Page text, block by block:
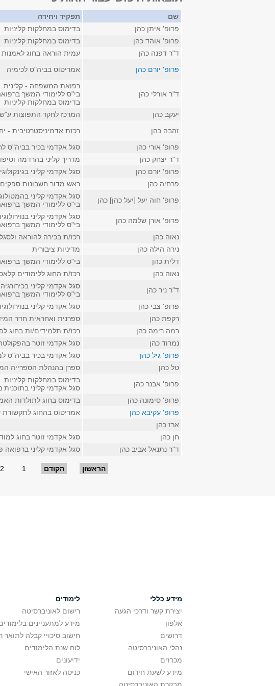
שם תפקיד ויחידה
פרופ' איתן כהן
בדימוס במחלקות קליניות
פרופ' אוהד כהן
בדימוס במחלקות קליניות
ד"ר דפנה כהן
עמית הוראה בחוג לאמנות
פרופ' יורם כהן
אמריטוס בביה"ס לכימיה
ד"ר אורלי כהן
רפואת המשפחה - קלינית
בי"ס ללימודי המשך
בדימוס במחלקות קליניות
יעקב כהן המרכז לחקר התפוצות ע"ש
זהבה כהן
רכזת אדמיניסטרטיבית -
פרופ' אורי כהן
סגל אקדמי בכיר בביה"ס
ד"ר יצחק כהן
מדריך קליני בהרדמה
פרופ' יורם כהן
סגל אקדמי קליני
פרחיה כהן
ראש מדור חשבונות
פרופ' חוה יעל [יעל כהן] כהן
סגל אקדמי קליני
בי"ס ללימודי המשך
פרופ' אורן שלמה כהן
סגל אקדמי קליני
בי"ס ללימודי המשך
נאוה כהן
רכז/ת בכירה להוראה
נירה הילה כהן
מדיניות ציבורית
דלית כהן
בי"ס ללימודי המשך
נאוה כהן
רכז/ת החוג ללימודים
ד"ר ניר כהן
סגל אקדמי קליני
בי"ס ללימודי המשך
פרופ' צבי כהן
סגל אקדמי קליני
רקפת כהן
ספרנית ואחראית חדר
רמה רימה כהן
רכז/ת תלמידים/ות בחוג
נמרוד כהן
סגל אקדמי זוטר
פרופ' גיל כהן
סגל אקדמי בכיר בביה"ס
טל כהן
ספרן בהנהלת הספרייה
פרופ' אבנר כהן
בדימוס במחלקות קליניות
סגל אקדמי קליני בתוכנית
פרופ' סימונה כהן
בדימוס בחוג לתולדות
פרופ' עקיבא כהן
אמריטוס בהחוג לתקשורת
ארז כהן
חן כהן
סגל אקדמי זוטר בחוג
ד"ר נתנאל אביב כהן
סגל אקדמי קליני ברפואה
הראשון הקודם 1
2
מידע כללי
יצירת קשר ודרכי הגעה
אלפון
דרושים
נהלי האוניברסיטה
מכרזים
מידע לשעת חירום
מבקרת האוניברסיטה
לימודים
רישום לאוניברסיטה
מידע למתעניינים
חישוב סיכויי קבלה לתואר
לוח שנת הלימודים
ידיעונים
כניסה לאזור האישי